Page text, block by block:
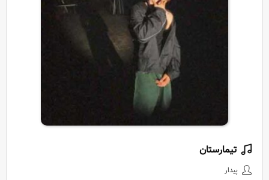
دانلود آهنگ جدید پیدار به نام
تیمارستان
پیدار